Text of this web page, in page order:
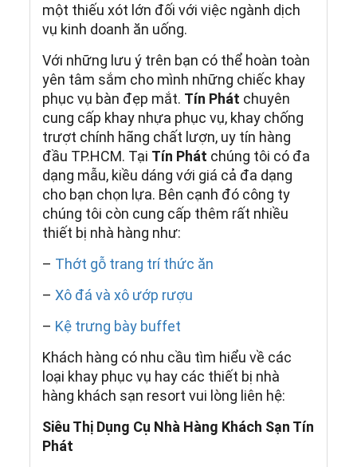
một thiếu xót lớn đối với việc ngành dịch
vụ kinh doanh ăn uống.
Với những lưu ý trên bạn có thể hoàn toàn
yên tâm sắm cho mình những chiếc khay
phục vụ bàn đẹp mắt. Tín Phát chuyên
cung cấp khay nhựa phục vụ, khay chống
trượt chính hãng chất lượn, uy tín hàng
đầu TP.HCM. Tại Tín Phát chúng tôi có đa
dạng mẫu, kiều dáng với giá cả đa dạng
cho bạn chọn lựa. Bên cạnh đó công ty
chúng tôi còn cung cấp thêm rất nhiều
thiết bị nhà hàng như:
– Thớt gỗ trang trí thức ăn
–Xô đá và xô ướp rượu
– Kệ trưng bày buffet
Khách hàng có nhu cầu tìm hiểu về các
loại khay phục vụ hay các thiết bị nhà
hàng khách sạn resort vui lòng liên hệ:
Siêu Thị Dụng Cụ Nhà Hàng Khách Sạn Tín
Phát